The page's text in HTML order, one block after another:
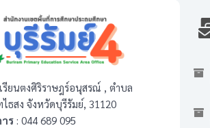
เรียนตงศิริราษฎร์อนุสรณ์ , ตำบล
ธสง จังหวัดบุรีรัมย์, 31120
ร : 044 689 095